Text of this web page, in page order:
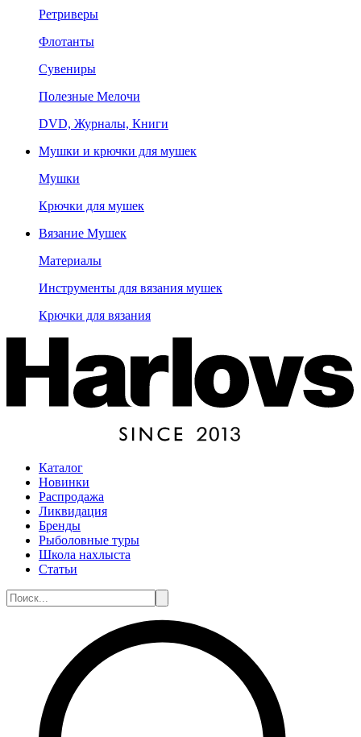
Ретриверы
Флотанты
Сувениры
Полезные Мелочи
DVD, Журналы, Книги
Мушки и крючки для мушек
Мушки
Крючки для мушек
Вязание Мушек
Материалы
Инструменты для вязания мушек
Крючки для вязания
Каталог
Новинки
Распродажа
Ликвидация
Бренды
Рыболовные туры
Школа нахлыста
Статьи